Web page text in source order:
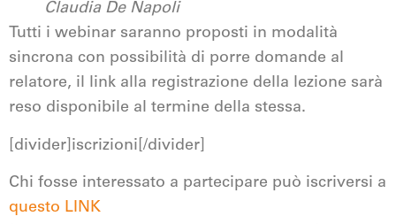
Claudia De Napoli
Tutti i webinar saranno proposti in modalità
sincrona con possibilità di porre domande al
relatore, il link alla registrazione della lezione sarà
reso disponibile al termine della stessa.
[divider]iscrizioni[/divider]
Chi fosse interessato a partecipare può iscriversi a
questo LINK